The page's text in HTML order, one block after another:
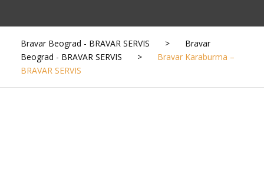
Bravar Beograd - BRAVAR SERVIS >
Bravar
Beograd - BRAVAR SERVIS
>
Bravar Karaburma –
BRAVAR SERVIS